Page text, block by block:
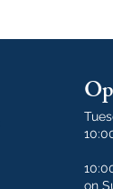
on